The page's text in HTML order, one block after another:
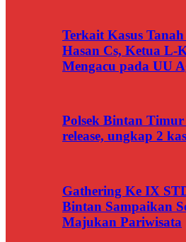
Terkait Kasus
Hasan Cs, Ketua L-
Mengacu pada UU
Polsek Bintan
release, ungkap 2
Gathering Ke IX
Bintan Sampaikan
Majukan Pariwisata